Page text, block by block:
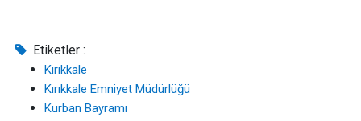
Etiketler :
Kırıkkale
Kırıkkale Emniyet Müdürlüğü
Kurban Bayramı